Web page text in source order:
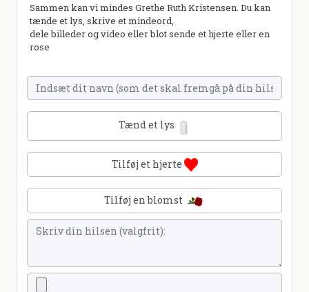
Sammen kan vi mindes Grethe Ruth Kristensen. Du kan
tænde et lys, skrive et mindeord,
dele billeder og video eller blot sende et hjerte eller en
rose
Tænd et lys
Tilføj et hjerte
Tilføj en blomst